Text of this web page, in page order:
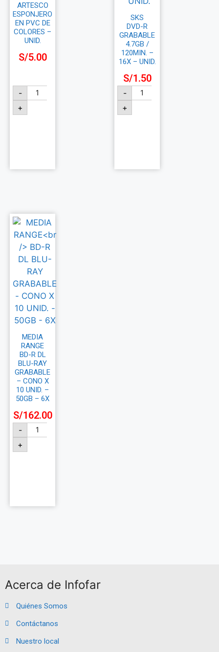
ARTESCO
ESPONJERO
EN PVC DE
COLORES –
UNID.
S/5.00
-
+
SKS
DVD-R
GRABABLE
4.7GB /
120MIN. –
16X – UNID.
S/1.50
-
+
MEDIA
RANGE
BD-R DL
BLU-RAY
GRABABLE
– CONO X
10 UNID. –
50GB – 6X
S/162.00
-
+
Acerca de Infofar
Quiénes Somos
Contáctanos
Nuestro local